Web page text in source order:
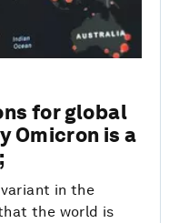
for global
Omicron is a
in the
the world is